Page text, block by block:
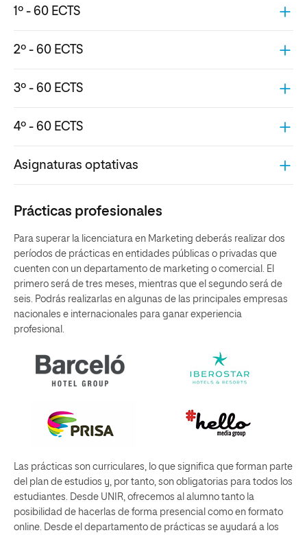
1º - 60 ECTS
2º - 60 ECTS
3º - 60 ECTS
4º - 60 ECTS
Asignaturas optativas
Prácticas profesionales
Para superar la licenciatura en Marketing deberás realizar dos
períodos de prácticas en entidades públicas o privadas que
cuenten con un departamento de marketing o comercial. El
primero será de tres meses, mientras que el segundo será de
seis. Podrás realizarlas en algunas de las principales empresas
nacionales e internacionales para ganar experiencia
profesional.
Las prácticas son curriculares, lo que significa que forman parte
del plan de estudios y, por tanto, son obligatorias para todos los
estudiantes. Desde UNIR, ofrecemos al alumno tanto la
posibilidad de hacerlas de forma presencial como en formato
online. Desde el departamento de prácticas se ayudará a los